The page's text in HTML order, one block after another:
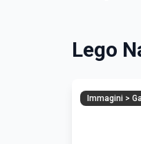
Lego
Immagini >